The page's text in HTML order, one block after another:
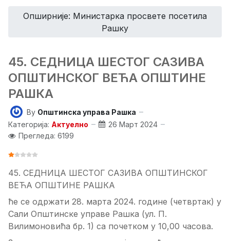
Опширније: Министарка просвете посетила
Рашку
45. СЕДНИЦA ШЕСТОГ САЗИВА
ОПШТИНСКОГ ВЕЋА ОПШТИНЕ
РАШКА
By Општинска управа Рашка
Категорија: Актуелно
26 Март 2024
Прегледа: 6199
ОЦЕНА КОРИСНИКА:
45. СЕДНИЦА ШЕСТОГ САЗИВА ОПШТИНСКОГ
ВЕЋА ОПШТИНЕ РАШКА
ће се одржати 28. марта 2024. године (четвртак) у
Сали Општинске управе Рашка (ул. П.
Вилимоновића бр. 1) са почетком у 10,00 часова.